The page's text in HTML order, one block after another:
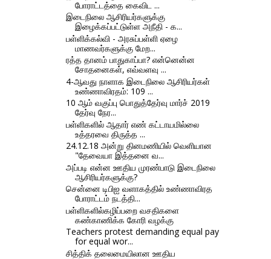
போராட்டத்தை கைவிட ...
இடைநிலை ஆசிரியர்களுக்கு
இழைக்கப்பட்டுள்ள அநீதி - க...
பள்ளிக்கல்வி - அரசுப்பள்ளி ஏழை
மாணவர்களுக்கு மேற...
ரத்த தானம் பாதுகாப்பா? என்னென்ன
சோதனைகள், எவ்வளவு ...
4-ஆவது நாளாக இடைநிலை ஆசிரியர்கள்
உண்ணாவிரதம்: 109 ...
10 ஆம் வகுப்பு பொதுத்தேர்வு மார்ச் 2019
தேர்வு நேர...
பள்ளிகளில் ஆதார் எண் கட்டாயமில்லை
உத்தரவை திருத்த ...
24.12.18 அன்று தினமணியில் வெளியான
"தேவையா இத்தனை வ...
அப்படி என்ன ஊதிய முரண்பாடு இடைநிலை
ஆசிரியர்களுக்கு?
சென்னை டிபிஐ வளாகத்தில் உண்ணாவிரத
போராட்டம் நடத்தி...
பள்ளிகளில்கழிப்பறை வசதிகளை
கண்காணிக்க கோரி வழக்கு
Teachers protest demanding equal pay
for equal wor...
சித்திக் தலைமையிலான ஊதிய